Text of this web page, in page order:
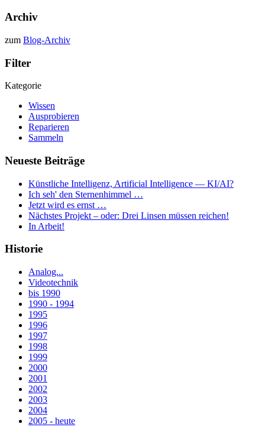
Archiv
zum Blog-Archiv
Filter
Kategorie
Wissen
Ausprobieren
Reparieren
Sammeln
Neueste Beiträge
Künstliche Intelligenz, Artificial Intelligence — KI/AI?
Ich seh' den Sternenhimmel …
Jetzt wird es ernst …
Nächstes Projekt – oder: Drei Linsen müssen reichen!
In Arbeit!
Historie
Analog...
Videotechnik
bis 1990
1990 - 1994
1995
1996
1997
1998
1999
2000
2001
2002
2003
2004
2005 - heute